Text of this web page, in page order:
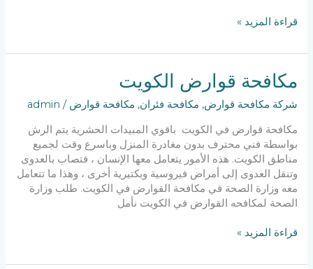
افضل
مكافحة
قراءة المزيد »
مكافحة قوارض الكويت
شركة مكافحة قوارض, مكافحة فئران, مكافحة قوارض /
admin
مكافحة قوارض في الكويت باقوي المبيدات الحشرية يتم الرش
بواسطة فني محترف بدون مغادرة المنزل وباسرع وقت لجميع
مناطق الكويت. هذه الأمور يتعامل معها الإنسان ، فتصاب بالعدوى
وتنقل العدوى إلى أمراض فيروسية وبكتيرية أخرى ، وهذا ما تتعامل
معه وزارة الصحة في مكافحة القوارض في الكويت. طلب وزارة
الصحة لمكافحه القوارض في الكويت نأمل
مكافحة
الكويت
قراءة المزيد »